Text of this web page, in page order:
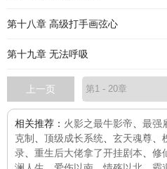
第十八章 高级打手画弦心
第十九章 无法呼吸
上一页
相关推荐： 火影之最牛影帝 最强
克制
顶级成长系统 玄天魂尊
录
重生后大佬拿了开挂剧本 修